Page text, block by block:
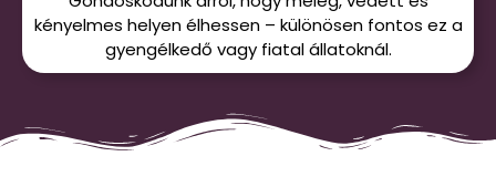
kényelmes helyen élhessen – különösen fontos ez a
gyengélkedő vagy fiatal állatoknál.